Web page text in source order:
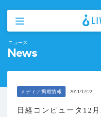
ニュース
News
メディア掲載情報 2011/12/22
日経コンピュータ12